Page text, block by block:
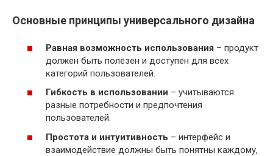
Основные принципы универсального дизайна
Равная возможность использования – продукт
должен быть полезен и доступен для всех
категорий пользователей.
Гибкость в использовании – учитываются
разные потребности и предпочтения
пользователей.
Простота и интуитивность – интерфейс и
взаимодействие должны быть понятны каждому,